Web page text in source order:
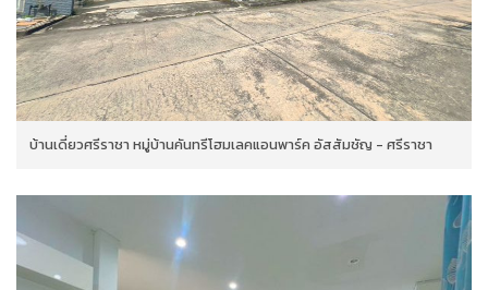
บ้านเดี่ยวศรีราชา หมู่บ้านคันทรีโฮมเลคแอนพาร์ค อัสสัมชัญ - ศรีราชา